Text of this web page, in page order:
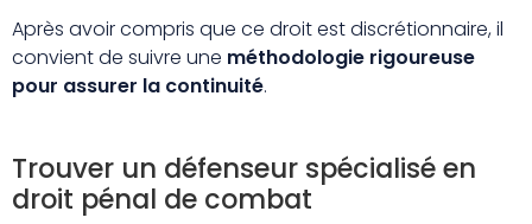
Après avoir compris que ce droit est discrétionnaire, il
convient de suivre une méthodologie rigoureuse
pour assurer la continuité.
Trouver un défenseur spécialisé en
droit pénal de combat